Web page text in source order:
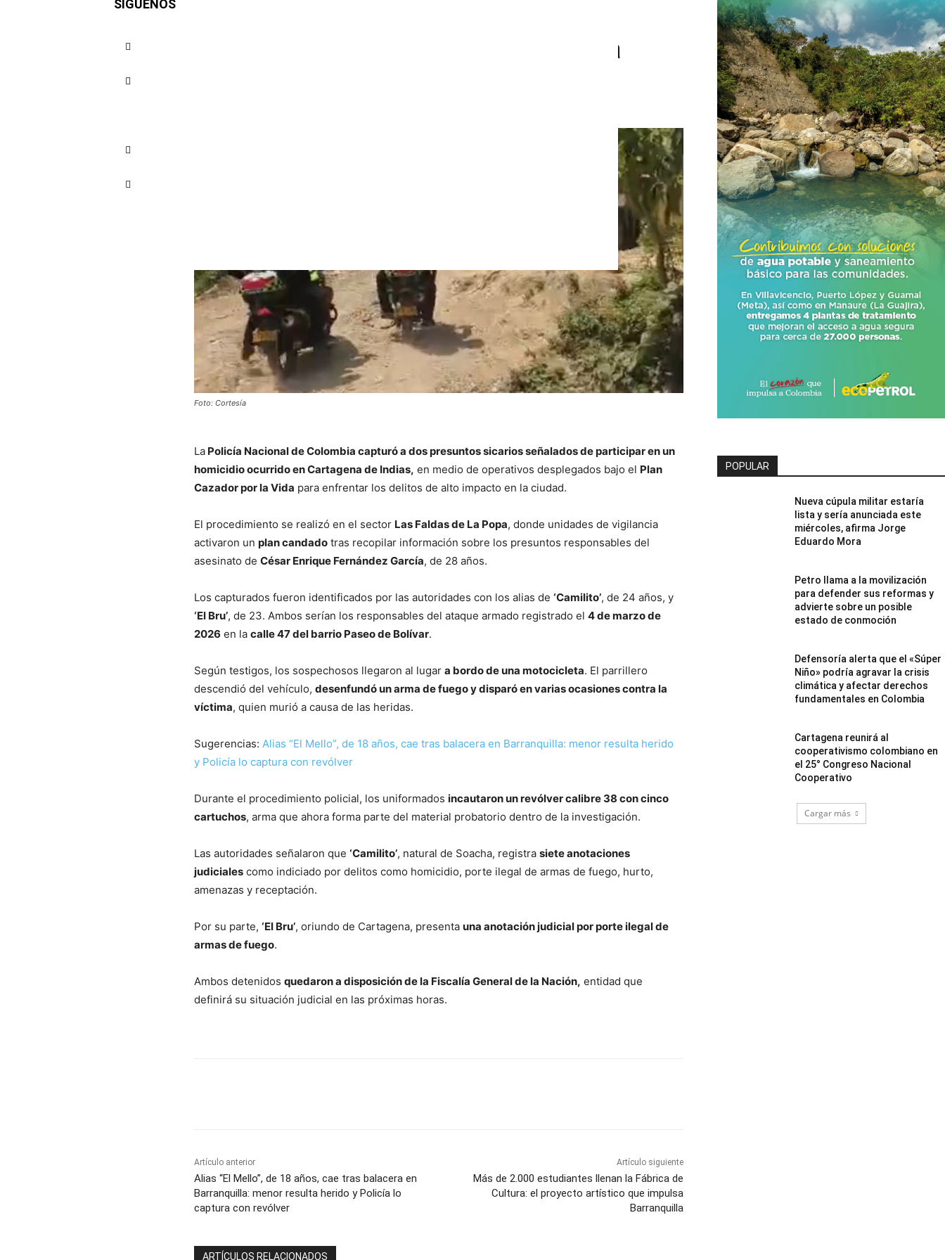
homicidio que sacudió a Cartagena
Foto: Cortesía
La Policía Nacional de Colombia capturó a dos presuntos sicarios señalados de participar en un
homicidio ocurrido en Cartagena de Indias, en medio de operativos desplegados bajo el Plan
Cazador por la Vida para enfrentar los delitos de alto impacto en la ciudad.
El procedimiento se realizó en el sector Las Faldas de La Popa, donde unidades de vigilancia
activaron un plan candado tras recopilar información sobre los presuntos responsables del
asesinato de César Enrique Fernández García, de 28 años.
Los capturados fueron identificados por las autoridades con los alias de ‘Camilito’, de 24 años, y
‘El Bru’, de 23. Ambos serían los responsables del ataque armado registrado el 4 de marzo de
2026 en la calle 47 del barrio Paseo de Bolívar.
Según testigos, los sospechosos llegaron al lugar a bordo de una motocicleta. El parrillero
descendió del vehículo, desenfundó un arma de fuego y disparó en varias ocasiones contra la
víctima, quien murió a causa de las heridas.
Sugerencias: Alias “El Mello”, de 18 años, cae tras balacera en Barranquilla: menor resulta herido
y Policía lo captura con revólver
Durante el procedimiento policial, los uniformados incautaron un revólver calibre 38 con cinco
cartuchos, arma que ahora forma parte del material probatorio dentro de la investigación.
Las autoridades señalaron que ‘Camilito’, natural de Soacha, registra siete anotaciones
judiciales como indiciado por delitos como homicidio, porte ilegal de armas de fuego, hurto,
amenazas y receptación.
Por su parte, ‘El Bru’, oriundo de Cartagena, presenta una anotación judicial por porte ilegal de
armas de fuego.
Ambos detenidos quedaron a disposición de la Fiscalía General de la Nación, entidad que
definirá su situación judicial en las próximas horas.
Artículo anterior
Alias “El Mello”, de 18 años, cae tras balacera en
Barranquilla: menor resulta herido y Policía lo
captura con revólver
Artículo siguiente
Más de 2.000 estudiantes llenan la Fábrica de
Cultura: el proyecto artístico que impulsa
Barranquilla
ARTÍCULOS RELACIONADOS
POPULAR
Nueva cúpula militar estaría
lista y sería anunciada este
miércoles, afirma Jorge
Eduardo Mora
Petro llama a la movilización
para defender sus reformas y
advierte sobre un posible
estado de conmoción
Defensoría alerta que el «Súper
Niño» podría agravar la crisis
climática y afectar derechos
fundamentales en Colombia
Cartagena reunirá al
cooperativismo colombiano en
el 25° Congreso Nacional
Cooperativo
Cargar más
SÍGUENOS